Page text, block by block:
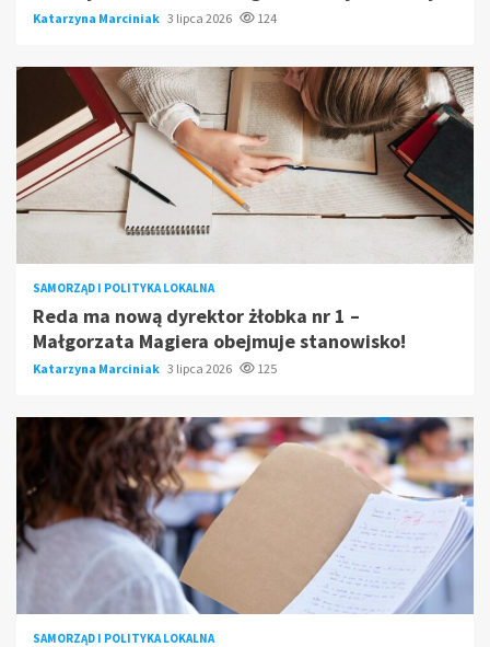
Katarzyna Marciniak 3 lipca 2026 124
SAMORZĄD I POLITYKA LOKALNA
Reda ma nową dyrektor żłobka nr 1 –
Małgorzata Magiera obejmuje stanowisko!
Katarzyna Marciniak 3 lipca 2026 125
SAMORZĄD I POLITYKA LOKALNA